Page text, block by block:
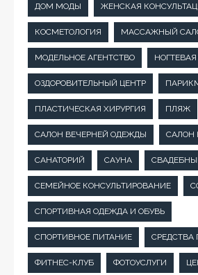
ДОМ МОДЫ ЖЕНСКАЯ
КОСМЕТОЛОГИЯ МАССАЖНЫЙ
МОДЕЛЬНОЕ АГЕНТСТВО
ОЗДОРОВИТЕЛЬНЫЙ ЦЕНТР
ПЛАСТИЧЕСКАЯ ХИРУРГИЯ ПЛЯЖ
САЛОН ВЕЧЕРНЕЙ ОДЕЖДЫ САЛОН
САНАТОРИЙ САУНА
СЕМЕЙНОЕ КОНСУЛЬТИРОВАНИЕ
СПОРТИВНАЯ ОДЕЖДА И ОБУВЬ
СПОРТИВНОЕ ПИТАНИЕ СРЕДСТВА
ФИТНЕС-КЛУБ ФОТОУСЛУГИ